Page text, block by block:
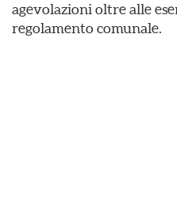
agevolazioni oltre alle
regolamento comunale.